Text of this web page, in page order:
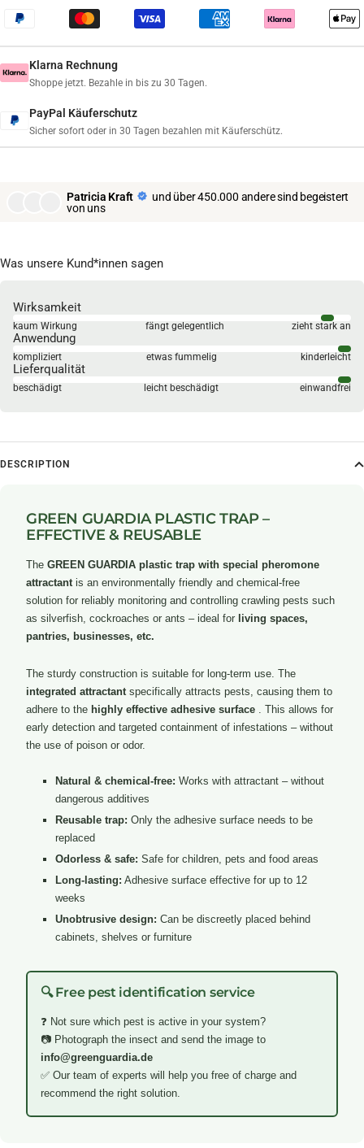
Klarna Rechnung
Shoppe jetzt. Bezahle in bis zu 30 Tagen.
PayPal Käuferschutz
Sicher sofort oder in 30 Tagen bezahlen mit Käuferschütz.
Patricia Kraft
und über 450.000 andere sind begeistert
von uns
Was unsere Kund*innen sagen
Wirksamkeit
kaum Wirkung fängt gelegentlich zieht stark an
Anwendung
kompliziert etwas fummelig kinderleicht
Lieferqualität
beschädigt leicht beschädigt einwandfrei
DESCRIPTION
GREEN GUARDIA PLASTIC TRAP –
EFFECTIVE & REUSABLE
The GREEN GUARDIA plastic trap with special pheromone
attractantis an environmentally friendly and chemical-free
solution for reliably monitoring and controlling crawling pests such
as silverfish, cockroaches or ants – ideal for living spaces,
pantries, businesses, etc.
The sturdy construction is suitable for long-term use. The
integrated attractantspecifically attracts pests, causing them to
adhere to the highly effective adhesive surface . This allows for
early detection and targeted containment of infestations – without
the use of poison or odor.
Natural & chemical-free: Works with attractant – without
dangerous additives
Reusable trap: Only the adhesive surface needs to be
replaced
Odorless & safe: Safe for children, pets and food areas
Long-lasting: Adhesive surface effective for up to 12
weeks
Unobtrusive design: Can be discreetly placed behind
cabinets, shelves or furniture
🔍 Free pest identification service
❓ Not sure which pest is active in your system?
📷 Photograph the insect and send the image to
info@greenguardia.de
✅ Our team of experts will help you free of charge and
recommend the right solution.